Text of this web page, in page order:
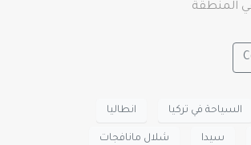
المنطقة
السياحة في تركيا انطاليا
سيدا شلال مانافجات